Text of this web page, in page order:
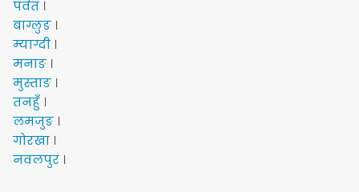
पर्वत ।
बाग्लुङ ।
म्याग्दी ।
मनाङ ।
मुस्ताङ ।
तनहुँ ।
लमजुङ ।
गोरखा ।
नवलपुर ।